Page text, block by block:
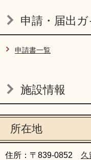
申請・届出ガ
申請書一覧
施設情報
所在地
住所：〒839-0852 久